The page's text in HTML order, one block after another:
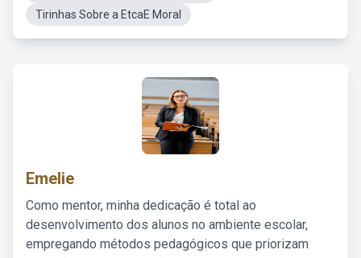
Tirinhas Sobre a EtcaE Moral
Emelie
Como mentor, minha dedicação é total ao
desenvolvimento dos alunos no ambiente escolar,
empregando métodos pedagógicos que priorizam